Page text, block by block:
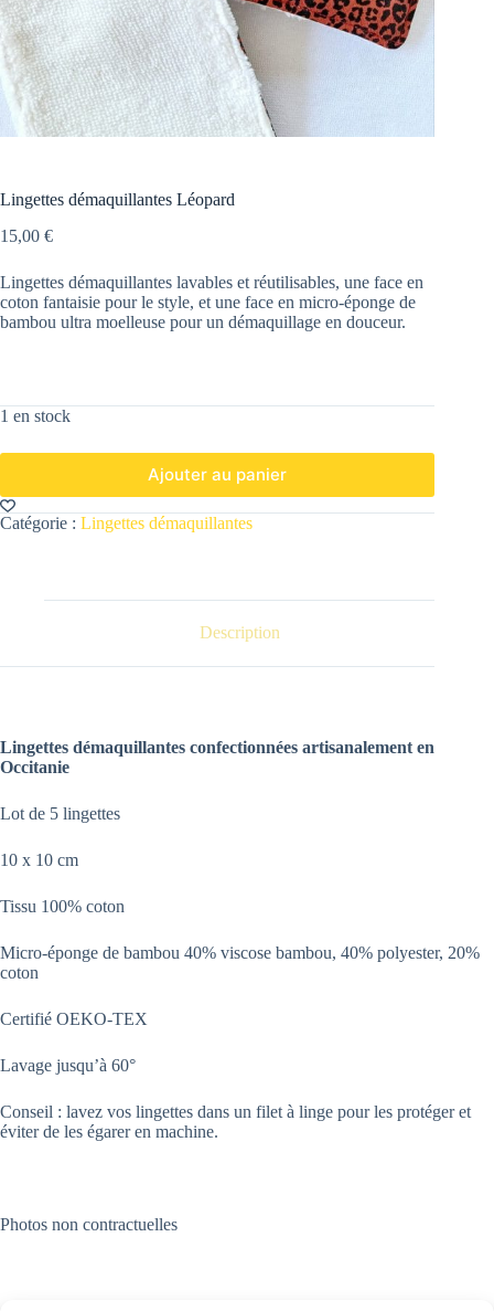
Lingettes démaquillantes Léopard
15,00 €
Lingettes démaquillantes lavables et réutilisables, une face en
coton fantaisie pour le style, et une face en micro-éponge de
bambou ultra moelleuse pour un démaquillage en douceur.
1 en stock
Ajouter au panier
Catégorie : Lingettes démaquillantes
Description
Lingettes démaquillantes confectionnées artisanalement en
Occitanie
Lot de 5 lingettes
10 x 10 cm
Tissu 100% coton
Micro-éponge de bambou 40% viscose bambou, 40% polyester, 20%
coton
Certifié OEKO-TEX
Lavage jusqu’à 60°
Conseil : lavez vos lingettes dans un filet à linge pour les protéger et
éviter de les égarer en machine.
Photos non contractuelles